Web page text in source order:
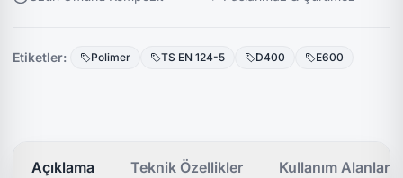
Etiketler: Polimer TS EN 124-5 D400 E600
Açıklama Teknik Özellikler Kullanım Alanları